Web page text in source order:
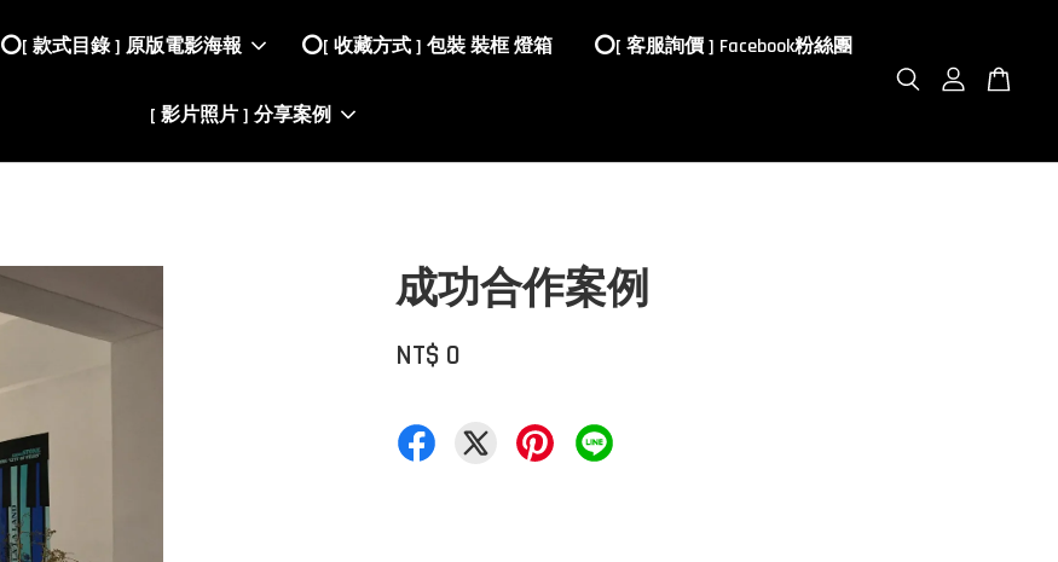
⭕️[ 款式目錄 ] 原版電影海報 ⭕️[ 收藏方式 ] 包裝 裝框 燈箱 ⭕️[ 客服詢價 ] Facebook粉絲團
[ 影片照片 ] 分享案例
成功合作案例
NT$ 0